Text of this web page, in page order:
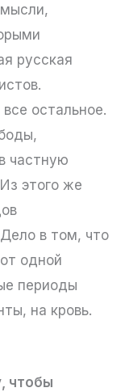
русская
остальное.
частную
этого же
в том, что
одной
периоды
на кровь.
чтобы